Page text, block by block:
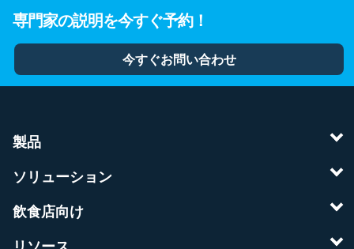
専門家の説明を今すぐ予約！
今すぐお問い合わせ
製品
ソリューション
飲食店向け